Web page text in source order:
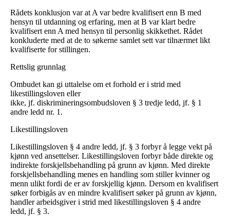
Rådets konklusjon var at A var bedre kvalifisert enn B med
hensyn til utdanning og erfaring, men at B var klart bedre
kvalifisert enn A med hensyn til personlig skikkethet. Rådet
konkluderte med at de to søkerne samlet sett var tilnærmet likt
kvalifiserte for stillingen.
Rettslig grunnlag
Ombudet kan gi uttalelse om et forhold er i strid med
likestillingsloven eller
ikke, jf. diskrimineringsombudsloven § 3 tredje ledd, jf. § 1
andre ledd nr. 1.
Likestillingsloven
Likestillingsloven § 4 andre ledd, jf. § 3 forbyr å legge vekt på
kjønn ved ansettelser. Likestillingsloven forbyr både direkte og
indirekte forskjellsbehandling på grunn av kjønn. Med direkte
forskjellsbehandling menes en handling som stiller kvinner og
menn ulikt fordi de er av forskjellig kjønn. Dersom en kvalifisert
søker forbigås av en mindre kvalifisert søker på grunn av kjønn,
handler arbeidsgiver i strid med likestillingsloven § 4 andre
ledd, jf. § 3.